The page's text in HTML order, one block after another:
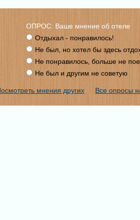
ОПРОС: Ваше мнение об отеле
Отдыхал - понравилось!
Не был, но хотел бы здесь
Не понравилось, больше не
Не был и другим не советую
мнения других Все опросы